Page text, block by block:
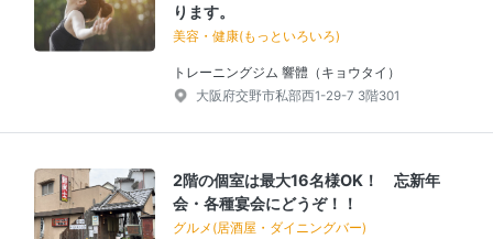
ります。
美容・健康(もっといろいろ)
トレーニングジム 響體（キョウタイ）
大阪府交野市私部西1-29-7 3階301
2階の個室は最大16名様OK！ 忘新年
会・各種宴会にどうぞ！！
グルメ(居酒屋・ダイニングバー)